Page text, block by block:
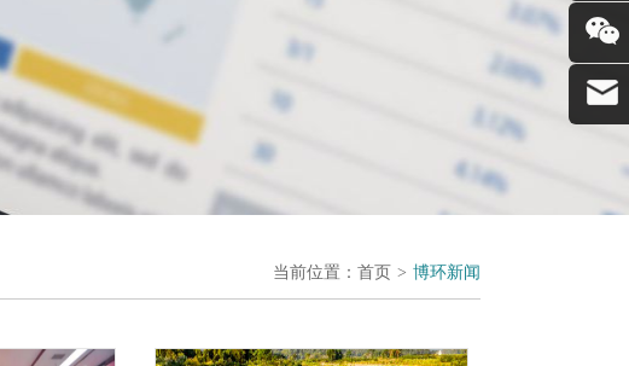
当前位置： 首页 > 博环新闻